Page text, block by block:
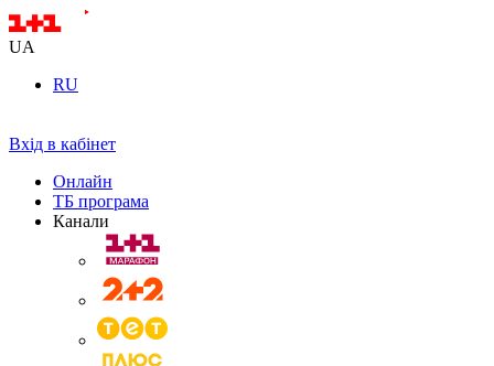
UA
RU
Вхід в кабінет
Онлайн
ТБ програма
Канали